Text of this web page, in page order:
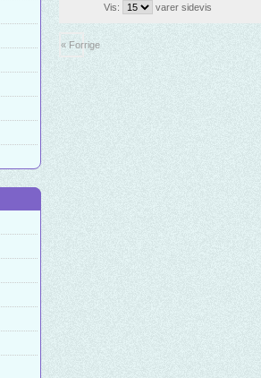
Vis: varer sidevis
« Forrige